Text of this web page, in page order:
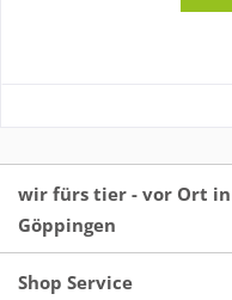
wir fürs tier - vor Ort
Göppingen
Shop Service